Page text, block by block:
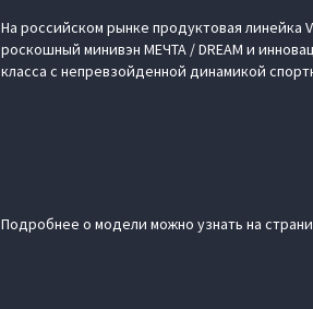
На российском рынке продуктовая линейка
роскошный минивэн МЕЧТА / DREAM и
класса с непревзойденной динамикой
Подробнее о модели можно узнать на